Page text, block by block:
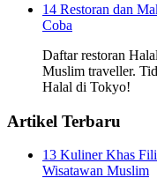
14 Restoran dan
Coba
Daftar restoran
Muslim traveller.
Halal di Tokyo!
Artikel Terbaru
13 Kuliner Khas
Wisatawan Muslim